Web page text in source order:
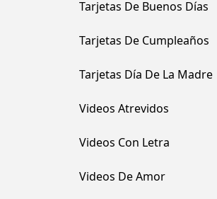
Tarjetas De Buenos Días
Tarjetas De Cumpleaños
Tarjetas Día De La Madre
Videos Atrevidos
Videos Con Letra
Videos De Amor